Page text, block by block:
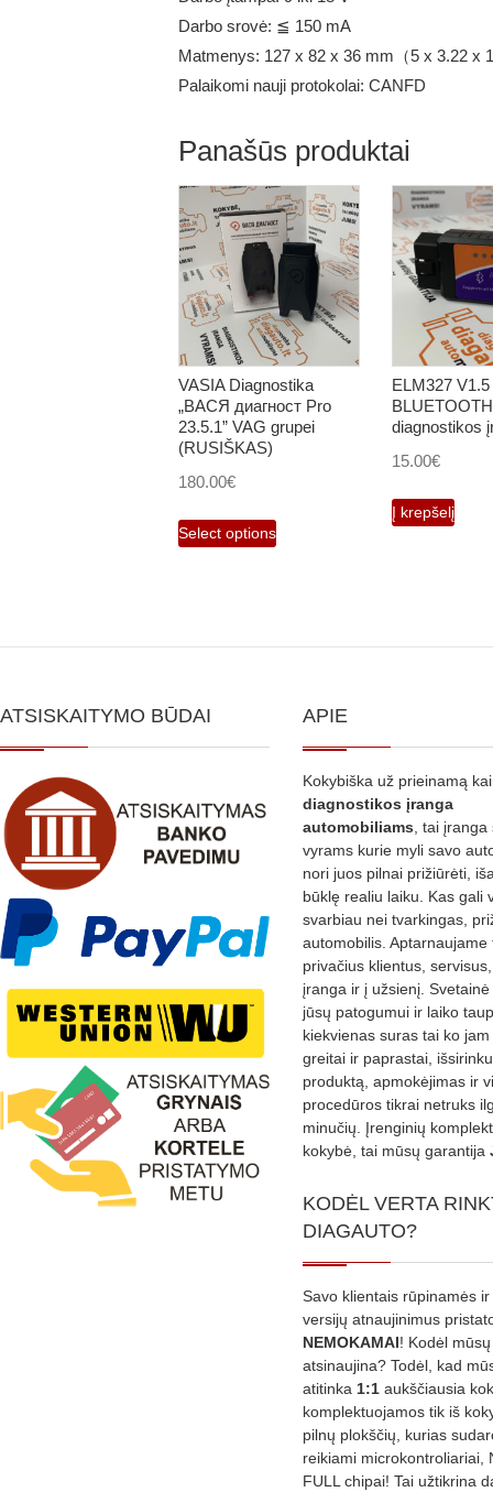
Darbo srovė: ≦ 150 mA
Matmenys: 127 x 82 x 36 mm（5 x 3.22 x
Palaikomi nauji protokolai: CANFD
Panašūs produktai
VASIA Diagnostika
„ВАСЯ диагност Pro
23.5.1” VAG grupei
(RUSIŠKAS)
180.00€
Select options
ELM327 V1.5
diagnostikos
15.00€
Į krepšelį
ATSISKAITYMO BŪDAI APIE
Kokybiška už prieinamą
diagnostikos įranga
automobiliams , tai
vyrams kurie myli savo
nori juos pilnai prižiūrėti,
būklę realiu laiku. Kas gali
svarbiau nei tvarkingas,
automobilis. Aptarnaujame
privačius klientus,
įranga ir į užsienį.
jūsų patogumui ir laiko
kiekvienas suras tai ko
greitai ir paprastai,
produktą, apmokėjimas ir
procedūros tikrai netruks
minučių. Įrenginių
kokybė, tai mūsų garantija
KODĖL VERTA
DIAGAUTO?
Savo klientais rūpinamės
versijų atnaujinimus
NEMOKAMAI! Kodėl
atsinaujina? Todėl, kad
atitinka 1:1 aukščiausia
komplektuojamos tik iš
pilnų plokščių, kurias
reikiami microkontroliariai,
FULL chipai! Tai užtikrina